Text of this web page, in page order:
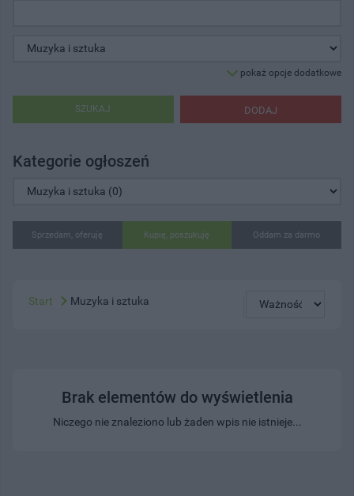
pokaż opcje dodatkowe
DODAJ
SZUKAJ
Kategorie ogłoszeń
Sprzedam, oferuję Kupię, poszukuję Oddam za darmo
Start Muzyka i sztuka
Brak elementów do wyświetlenia
Niczego nie znaleziono lub żaden wpis nie istnieje...